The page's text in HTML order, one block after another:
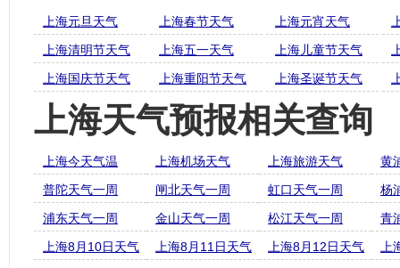
上海元旦天气 上海春节天气 上海元宵天气
上海清明节天气
上海五一天气 上海儿童节天气
上海国庆节天气
上海重阳节天气 上海圣诞节天气
上海天气预报相关查询
上海今天气温 上海机场天气 上海旅游天气
黄
普陀天气一周
闸北天气一周 虹口天气一周
杨
浦东天气一周
金山天气一周 松江天气一周
青
上海8月10日天气
上海8月11日天气 上海8月12日天气